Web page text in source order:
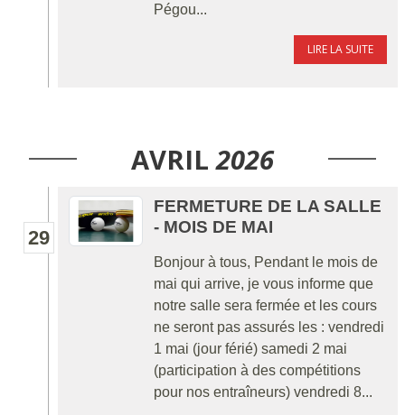
Pégou...
LIRE LA SUITE
AVRIL 2026
29
FERMETURE DE LA SALLE
- MOIS DE MAI
Bonjour à tous, Pendant le mois de
mai qui arrive, je vous informe que
notre salle sera fermée et les cours
ne seront pas assurés les : vendredi
1 mai (jour férié) samedi 2 mai
(participation à des compétitions
pour nos entraîneurs) vendredi 8...